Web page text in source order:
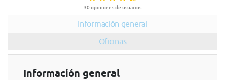
30 opiniones de usuarios
Información general
Oficinas
Información general